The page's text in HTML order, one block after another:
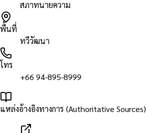
สภาทนายความ
พื้นที่
ทวีวัฒนา
โทร
+66 94-895-8999
แหล่งอ้างอิงทางการ (Authoritative Sources)